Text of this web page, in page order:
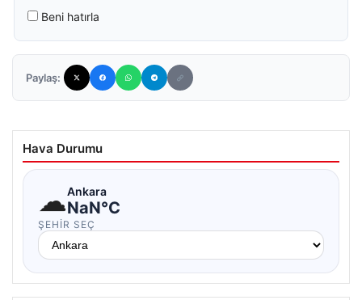
Beni hatırla
Paylaş:
Hava Durumu
☁Ankara
NaN°C
ŞEHIR SEÇ